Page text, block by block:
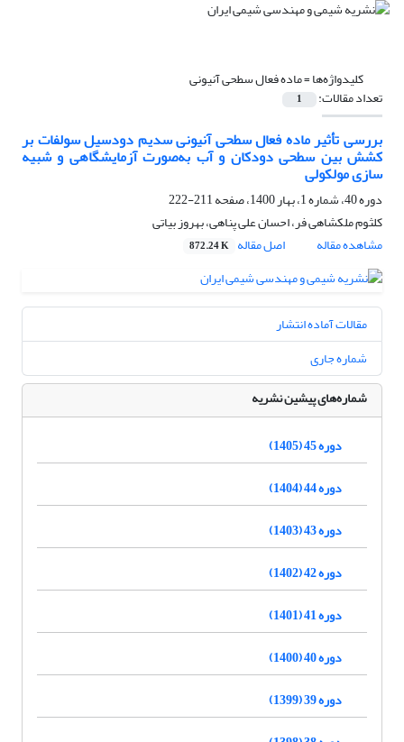
کلیدواژه‌ها =ماده فعال سطحی آنیونی
تعداد مقالات: 1
بررسی تأثیر ماده فعال سطحی آنیونی سدیم دودسیل سولفات بر
کشش بین سطحی دودکان و آب به‌صورت آزمایشگاهی و شبیه
سازی مولکولی
دوره 40، شماره 1، بهار 1400، صفحه
211-222
کلثوم ملکشاهی فر، احسان علی پناهی، بهروز بیاتی
مشاهده مقاله
اصل مقاله 872.24 K
مقالات آماده انتشار
شماره جاری
شماره‌های پیشین نشریه
دوره 45 (1405)
دوره 44 (1404)
دوره 43 (1403)
دوره 42 (1402)
دوره 41 (1401)
دوره 40 (1400)
دوره 39 (1399)